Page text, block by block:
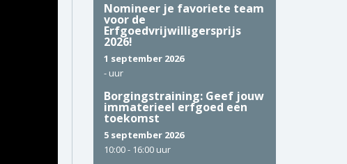
Nomineer je favoriete team
voor de
Erfgoedvrijwilligersprijs
2026!
1 september 2026
- uur
Borgingstraining: Geef jouw
immaterieel erfgoed een
toekomst
5 september 2026
10:00 - 16:00 uur